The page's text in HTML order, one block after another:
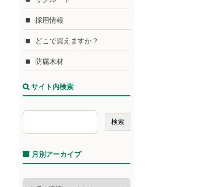
採用情報
どこで買えますか？
防腐木材
サイト内検索
月別アーカイブ